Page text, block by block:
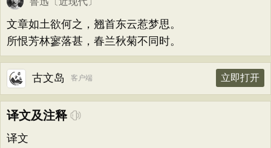
文章如土欲何之，翘首东云惹梦思。
所恨芳林寥落甚，春兰秋菊不同时。
古文岛 客户端 立即打开
译文及注释
译文